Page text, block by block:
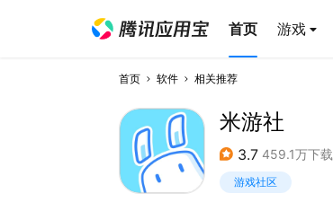
首页 游戏
首页 软件 相关推荐
米游社
3.7 459.1万下载
游戏社区